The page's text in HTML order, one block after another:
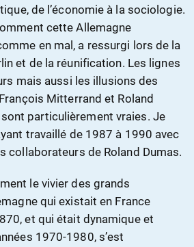
de l’économie à la sociologie.
cette Allemagne
en mal, a ressurgi lors de la
et de la réunification. Les lignes
mais aussi les illusions des
Mitterrand et Roland
particulièrement vraies. Je
travaillé de 1987 à 1990 avec
collaborateurs de Roland Dumas.
le vivier des grands
qui existait en France
et qui était dynamique et
1970-1980, s’est